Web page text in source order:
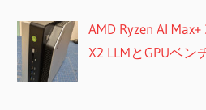
AMD Ryzen AI
X2 LLMとGPUベン